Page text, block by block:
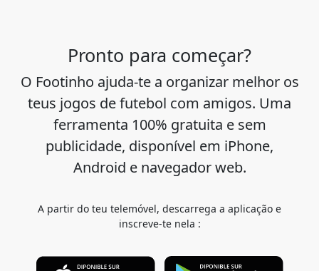
Pronto para começar?
O Footinho ajuda-te a organizar melhor os
teus jogos de futebol com amigos. Uma
ferramenta 100% gratuita e sem
publicidade, disponível em iPhone,
Android e navegador web.
A partir do teu telemóvel, descarrega a aplicação e
inscreve-te nela :